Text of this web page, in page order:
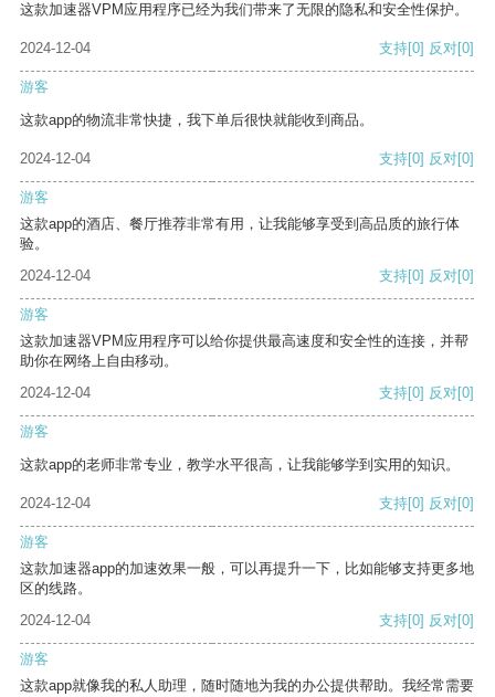
这款加速器VPM应用程序已经为我们带来了无限的隐私和安全性保护。
2024-12-04 支持[0] 反对[0]
游客
这款app的物流非常快捷，我下单后很快就能收到商品。
2024-12-04 支持[0] 反对[0]
游客
这款app的酒店、餐厅推荐非常有用，让我能够享受到高品质的旅行体
验。
2024-12-04
支持[0] 反对[0]
游客
这款加速器VPM应用程序可以给你提供最高速度和安全性的连接，并帮
助你在网络上自由移动。
2024-12-04
支持[0] 反对[0]
游客
这款app的老师非常专业，教学水平很高，让我能够学到实用的知识。
2024-12-04 支持[0] 反对[0]
游客
这款加速器app的加速效果一般，可以再提升一下，比如能够支持更多地
区的线路。
2024-12-04
支持[0] 反对[0]
游客
这款app就像我的私人助理，随时随地为我的办公提供帮助。我经常需要